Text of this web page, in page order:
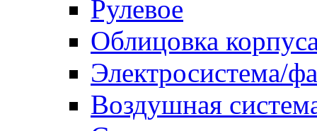
Рулевое
Облицовка
Электросистема/
Воздушная